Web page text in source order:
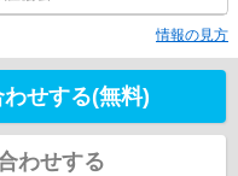
情報の見方
せする(無料)
わせする